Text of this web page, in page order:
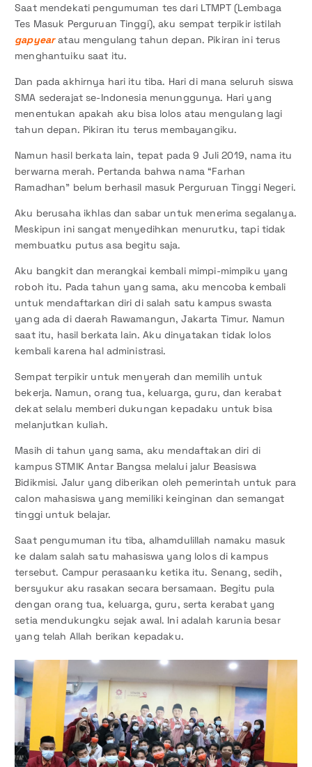
Saat mendekati pengumuman tes dari LTMPT (Lembaga
Tes Masuk Perguruan Tinggi), aku sempat terpikir istilah
gapyearatau mengulang tahun depan. Pikiran ini terus
menghantuiku saat itu.
Dan pada akhirnya hari itu tiba. Hari di mana seluruh siswa
SMA sederajat se-Indonesia menunggunya. Hari yang
menentukan apakah aku bisa lolos atau mengulang lagi
tahun depan. Pikiran itu terus membayangiku.
Namun hasil berkata lain, tepat pada 9 Juli 2019, nama itu
berwarna merah. Pertanda bahwa nama “Farhan
Ramadhan” belum berhasil masuk Perguruan Tinggi Negeri.
Aku berusaha ikhlas dan sabar untuk menerima segalanya.
Meskipun ini sangat menyedihkan menurutku, tapi tidak
membuatku putus asa begitu saja.
Aku bangkit dan merangkai kembali mimpi-mimpiku yang
roboh itu. Pada tahun yang sama, aku mencoba kembali
untuk mendaftarkan diri di salah satu kampus swasta
yang ada di daerah Rawamangun, Jakarta Timur. Namun
saat itu, hasil berkata lain. Aku dinyatakan tidak lolos
kembali karena hal administrasi.
Sempat terpikir untuk menyerah dan memilih untuk
bekerja. Namun, orang tua, keluarga, guru, dan kerabat
dekat selalu memberi dukungan kepadaku untuk bisa
melanjutkan kuliah.
Masih di tahun yang sama, aku mendaftakan diri di
kampus STMIK Antar Bangsa melalui jalur Beasiswa
Bidikmisi. Jalur yang diberikan oleh pemerintah untuk para
calon mahasiswa yang memiliki keinginan dan semangat
tinggi untuk belajar.
Saat pengumuman itu tiba, alhamdulillah namaku masuk
ke dalam salah satu mahasiswa yang lolos di kampus
tersebut. Campur perasaanku ketika itu. Senang, sedih,
bersyukur aku rasakan secara bersamaan. Begitu pula
dengan orang tua, keluarga, guru, serta kerabat yang
setia mendukungku sejak awal. Ini adalah karunia besar
yang telah Allah berikan kepadaku.